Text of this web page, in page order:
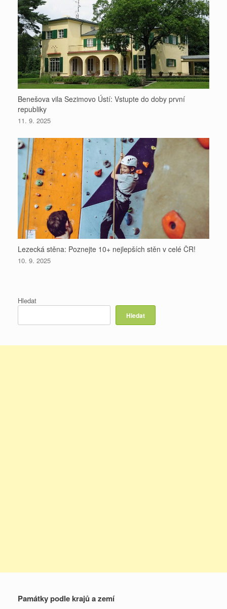
Benešova vila Sezimovo Ústí: Vstupte do doby první
republiky
11. 9. 2025
Lezecká stěna: Poznejte 10+ nejlepších stěn v celé ČR!
10. 9. 2025
Hledat
Hledat
Památky podle krajů a zemí